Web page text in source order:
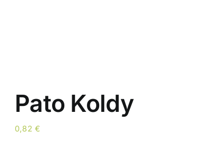
Pato Koldy
0,82€